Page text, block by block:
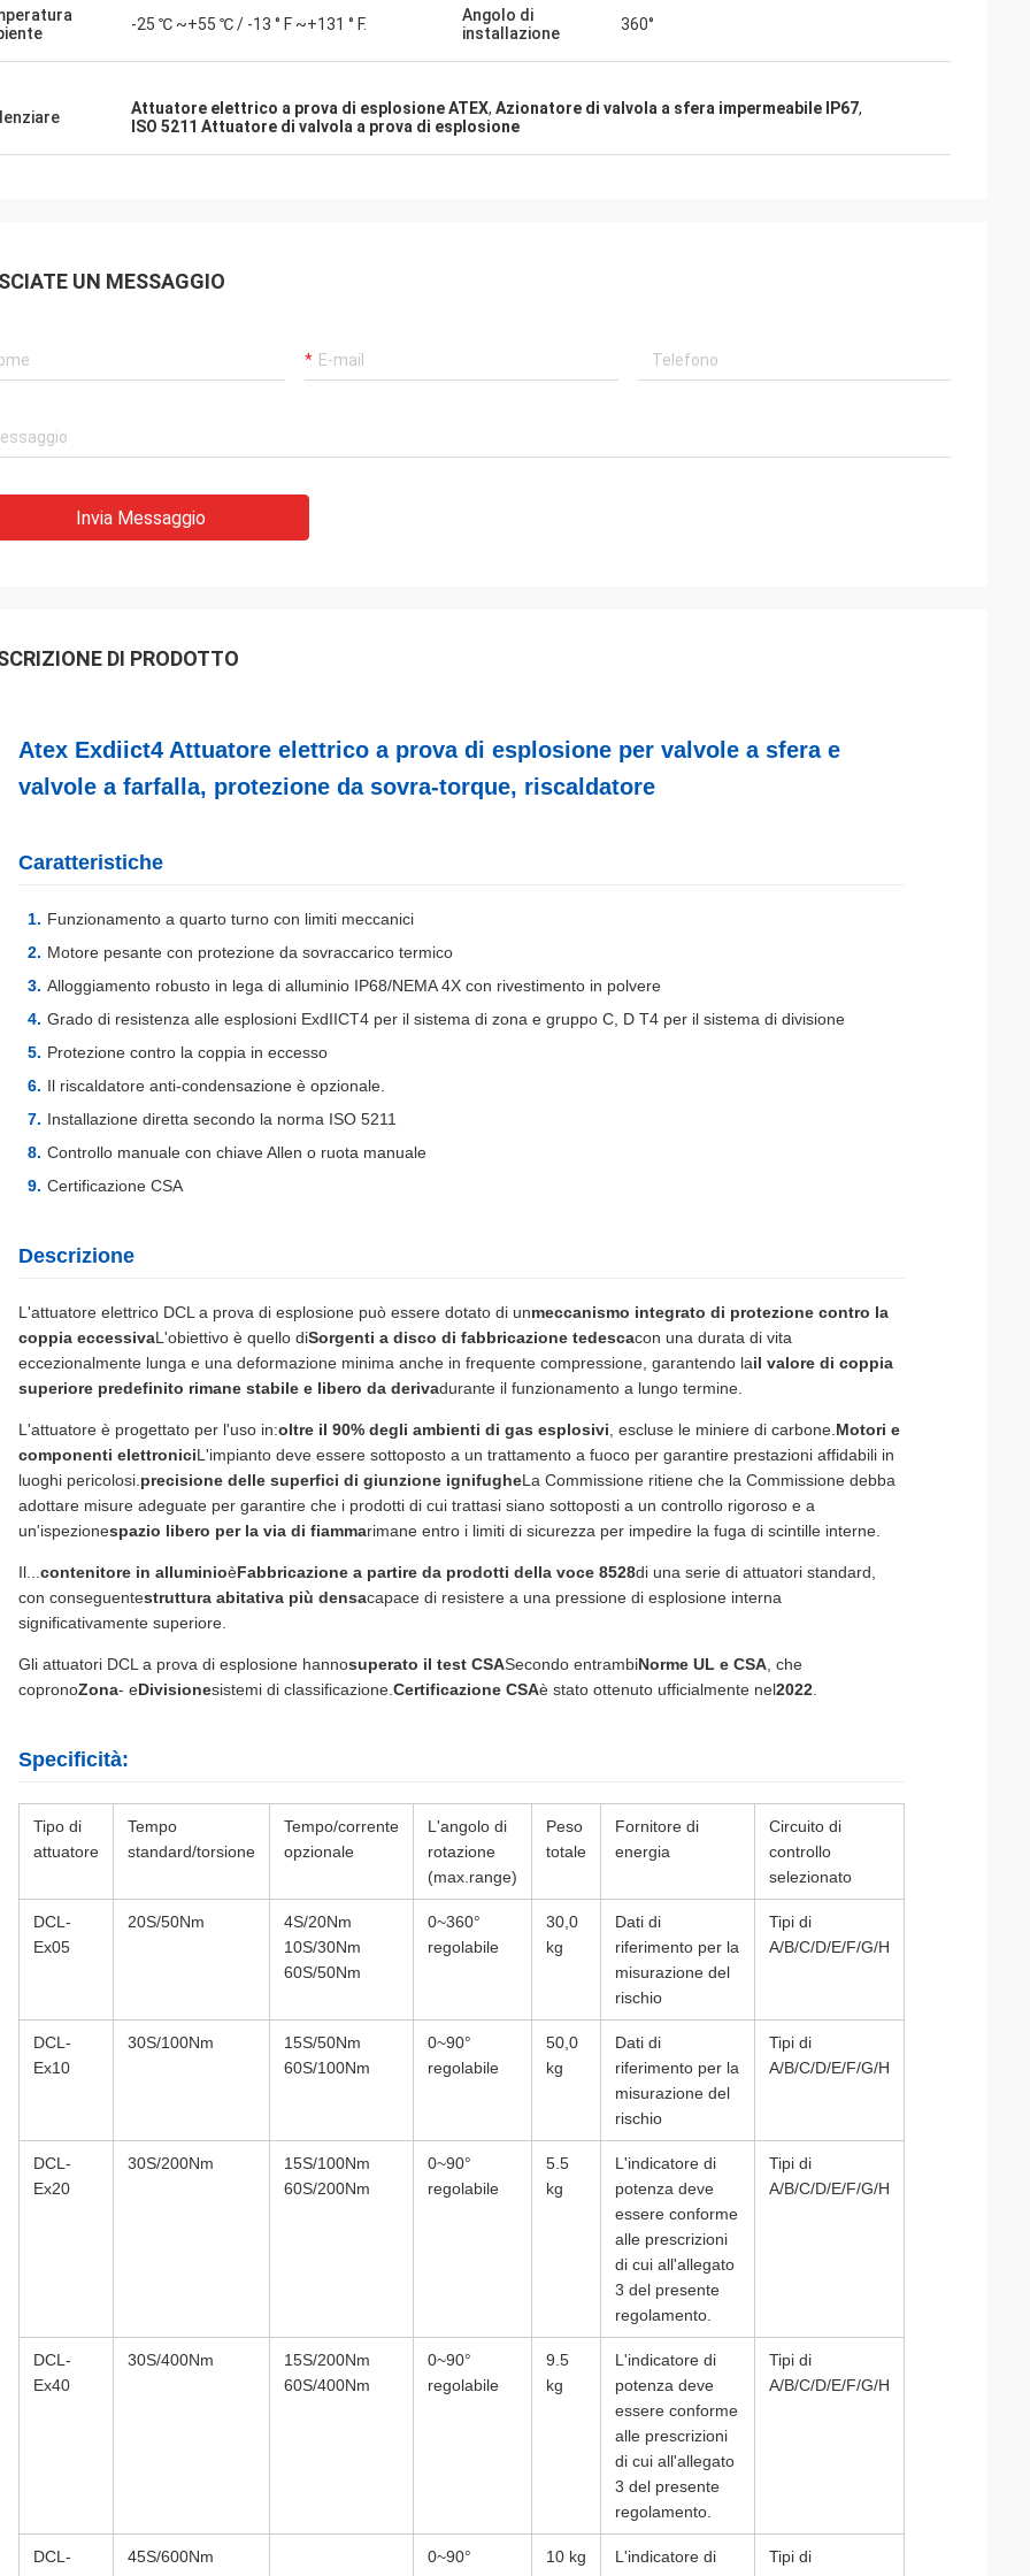
confermare i loro nuovi progetti
anche
per il loro meraviglioso
con i prodotti DCLForniscono
continuamente prodotti molto affidabili e
un servizio molto puntuale per
-25 ℃ ~+55 ℃ / -13 ° F ~+131 ° F.
Angolo di
installazione
360°
Attuatore elettrico a prova di esplosione ATEX, Azionatore di valvola a sfera impermeabile IP67,
ISO 5211 Attuatore di valvola a prova di esplosione
UN MESSAGGIO
Invia Messaggio
DI PRODOTTO
Atex Exdiict4 Attuatore elettrico a prova di esplosione per valvole a sfera e
valvole a farfalla, protezione da sovra-torque, riscaldatore
Caratteristiche
Funzionamento a quarto turno con limiti meccanici
Motore pesante con protezione da sovraccarico termico
Alloggiamento robusto in lega di alluminio IP68/NEMA 4X con rivestimento in polvere
Grado di resistenza alle esplosioni ExdIICT4 per il sistema di zona e gruppo C, D T4 per il sistema di divisione
Protezione contro la coppia in eccesso
Il riscaldatore anti-condensazione è opzionale.
Installazione diretta secondo la norma ISO 5211
Controllo manuale con chiave Allen o ruota manuale
Certificazione CSA
Descrizione
L'attuatore elettrico DCL a prova di esplosione può essere dotato di unmeccanismo integrato di protezione contro la
coppia eccessivaL'obiettivo è quello diSorgenti a disco di fabbricazione tedescacon una durata di vita
eccezionalmente lunga e una deformazione minima anche in frequente compressione, garantendo lail valore di coppia
superiore predefinito rimane stabile e libero da derivadurante il funzionamento a lungo termine.
L'attuatore è progettato per l'uso in:oltre il 90% degli ambienti di gas esplosivi , escluse le miniere di carbone. Motori e
componenti elettroniciL'impianto deve essere sottoposto a un trattamento a fuoco per garantire prestazioni affidabili in
luoghi pericolosi. precisione delle superfici di giunzione ignifugheLa Commissione ritiene che la Commissione debba
adottare misure adeguate per garantire che i prodotti di cui trattasi siano sottoposti a un controllo rigoroso e a
un'ispezionespazio libero per la via di fiammarimane entro i limiti di sicurezza per impedire la fuga di scintille interne.
Il... contenitore in alluminioèFabbricazione a partire da prodotti della voce 8528di una serie di attuatori standard,
con conseguentestruttura abitativa più densacapace di resistere a una pressione di esplosione interna
significativamente superiore.
Gli attuatori DCL a prova di esplosione hannosuperato il test CSASecondo entrambiNorme UL e CSA , che
copronoZona- eDivisionesistemi di classificazione. Certificazione CSAè stato ottenuto ufficialmente nel2022
Specificità:
Tipo di
attuatore
Tempo
standard/torsione
Tempo/corrente
opzionale
L'angolo di
rotazione
(max.range)
Peso
totale
Fornitore di
energia
Circuito di
controllo
selezionato
DCL-
Ex05
20S/50Nm
4S/20Nm
10S/30Nm
60S/50Nm
0~360°
regolabile
30,0
kg
Dati di
riferimento per la
misurazione del
rischio
Tipi di
A/B/C/D/E/F/G/H
DCL-
Ex10
30S/100Nm
15S/50Nm
60S/100Nm
0~90°
regolabile
50,0
kg
Dati di
riferimento per la
misurazione del
rischio
Tipi di
A/B/C/D/E/F/G/H
DCL-
Ex20
30S/200Nm
15S/100Nm
60S/200Nm
0~90°
regolabile
5.5
kg
L'indicatore di
potenza deve
essere conforme
alle prescrizioni
di cui all'allegato
3 del presente
regolamento.
Tipi di
A/B/C/D/E/F/G/H
DCL-
Ex40
30S/400Nm
15S/200Nm
60S/400Nm
0~90°
regolabile
9.5
kg
L'indicatore di
potenza deve
essere conforme
alle prescrizioni
di cui all'allegato
3 del presente
regolamento.
Tipi di
A/B/C/D/E/F/G/H
DCL-
45S/600Nm
0~90°
10 kg
L'indicatore di
Tipi di